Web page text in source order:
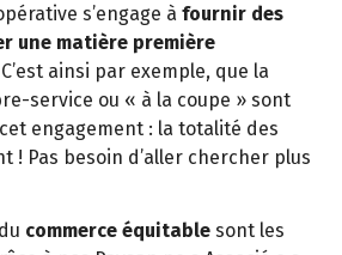
s’engage à fournir des
une matière première
ainsi par exemple, que la
service ou « à la coupe » sont
engagement : la totalité des
! Pas besoin d’aller chercher plus
commerce équitable sont les